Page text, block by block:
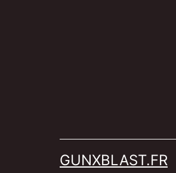
GUNXBLAST.FR